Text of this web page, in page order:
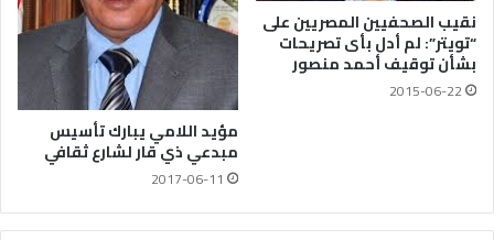
نقيب الصحفيين المصريين على
“تويتر”: لم أدل بأى تصريحات
بشأن توقيف أحمد منصور
2015-06-22
مؤيد اللامي يبارك تأسيس
مبدعي ذي قار لشارع ثقافي
2017-06-11